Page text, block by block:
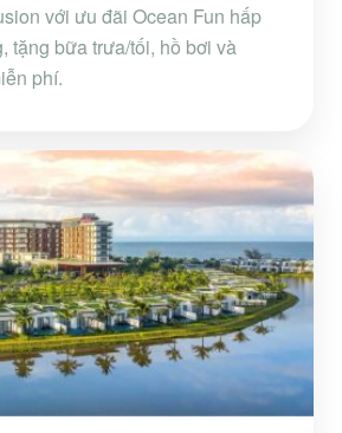
với ưu đãi Ocean Fun hấp
tặng bữa trưa/tối, hồ bơi và
phí.